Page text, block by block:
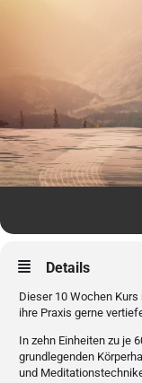
Details
Dieser 10 Wochen
ihre Praxis gerne
In zehn Einheiten zu je
grundlegenden
und